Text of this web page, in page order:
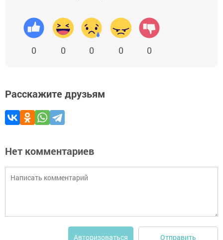
0 0 0 0 0
Расскажите друзьям
Нет комментариев
Авторизоваться Отправить